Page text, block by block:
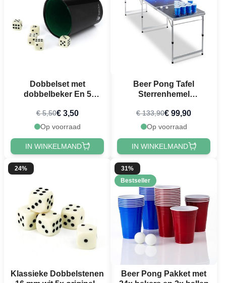
Dobbelset met
dobbelbeker En 5
PartyVikings
€ 5,50€ 3,50
Op voorraad
IN WINKELMAND
Beer Pong Tafel
Sterrenhemel
afmetingen
€ 133,90€ 99,90
Op voorraad
IN WINKELMAND
24%
Klassieke Dobbelstenen
31%
Bestseller
Beer Pong Pakket met